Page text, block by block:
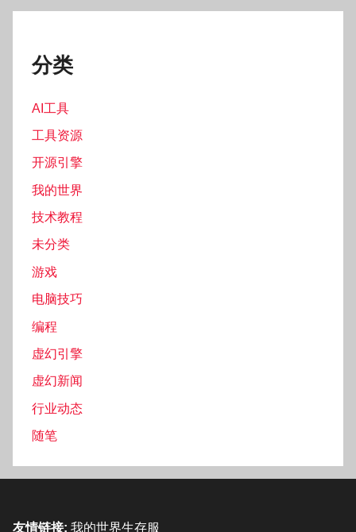
分类
AI工具
工具资源
开源引擎
我的世界
技术教程
未分类
游戏
电脑技巧
编程
虚幻引擎
虚幻新闻
行业动态
随笔
友情链接: 我的世界生存服